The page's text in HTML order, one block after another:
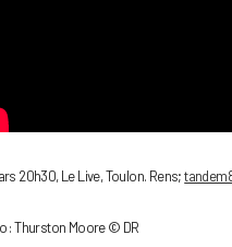
20h30, Le Live, Toulon. Rens;
: Thurston Moore © DR